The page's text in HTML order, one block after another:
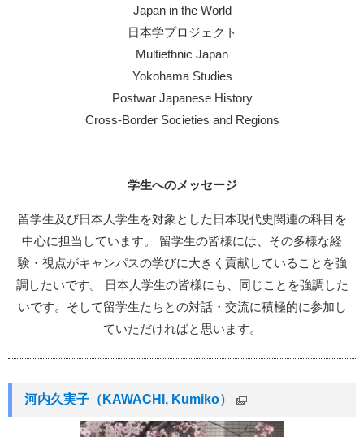
Japan in the World
日本学プロジェクト
Multiethnic Japan
Yokohama Studies
Postwar Japanese History
Cross-Border Societies and Regions
学生へのメッセージ
留学生及び日本人学生を対象とした日本現代史関連の科目を
中心に担当しています。 留学生の皆様には、その多様な経
験・視点がキャンパスの学びに大きく貢献していることを強
調したいです。 日本人学生の皆様にも、同じことを強調した
いです。そして留学生たちとの対話・交流に積極的に参加し
ていただければと思います。
河内久実子（KAWACHI, Kumiko）